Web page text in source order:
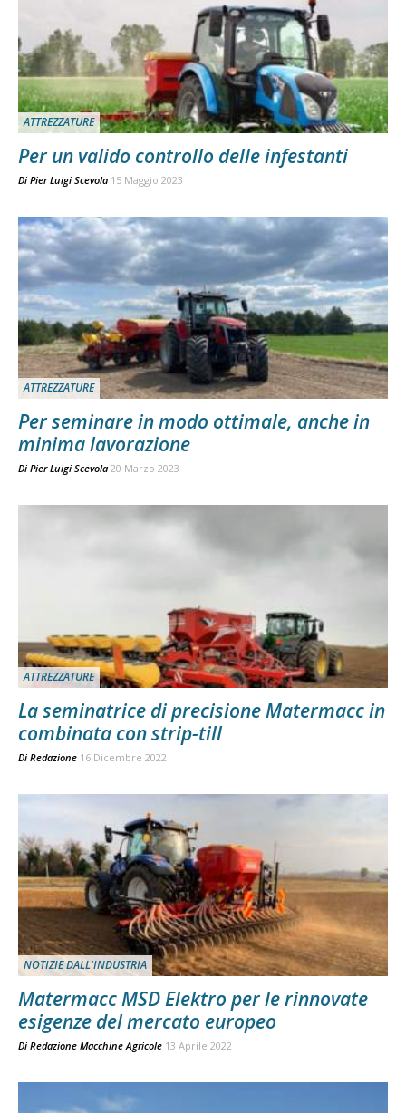
ATTREZZATURE
Per un valido controllo delle infestanti
Di Pier Luigi Scevola 15 Maggio 2023
ATTREZZATURE
Per seminare in modo ottimale, anche in
minima lavorazione
Di Pier Luigi Scevola 20 Marzo 2023
ATTREZZATURE
La seminatrice di precisione Matermacc in
combinata con strip-till
Di Redazione 16 Dicembre 2022
NOTIZIE DALL'INDUSTRIA
Matermacc MSD Elektro per le rinnovate
esigenze del mercato europeo
Di Redazione Macchine Agricole 13 Aprile 2022